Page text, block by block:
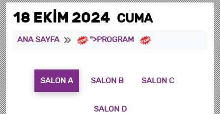
18 EKİM 2024 CUMA
ANA SAYFA ">PROGRAM
SALON A SALON B SALON C
SALON D